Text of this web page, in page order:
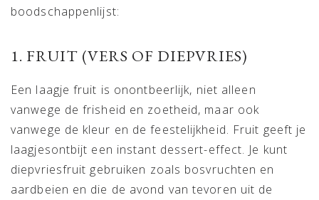
boodschappenlijst:
1. FRUIT (VERS OF DIEPVRIES)
Een laagje fruit is onontbeerlijk, niet alleen
vanwege de frisheid en zoetheid, maar ook
vanwege de kleur en de feestelijkheid. Fruit geeft je
laagjesontbijt een instant dessert-effect. Je kunt
diepvriesfruit gebruiken zoals bosvruchten en
aardbeien en die de avond van tevoren uit de